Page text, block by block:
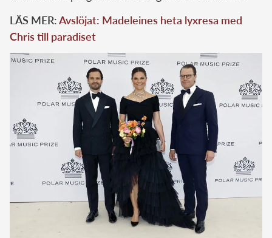
LÄS MER:Avslöjat: Madeleines heta lyxresa med
Chris till paradiset